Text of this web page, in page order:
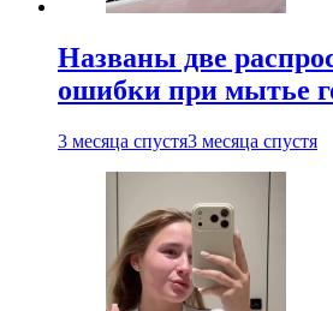
Названы две
ошибки при мытье
3 месяца спустя3 месяца спустя